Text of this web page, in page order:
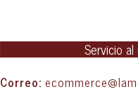
Servicio
Correo: